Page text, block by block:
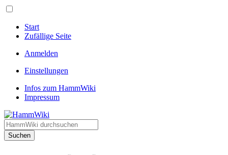
Start
Zufällige Seite
Anmelden
Einstellungen
Infos zum HammWiki
Impressum
Suchen